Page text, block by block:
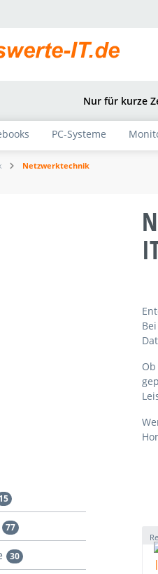
Nur für kurze
PC-Systeme
Netzwerktechnik
15
77
30